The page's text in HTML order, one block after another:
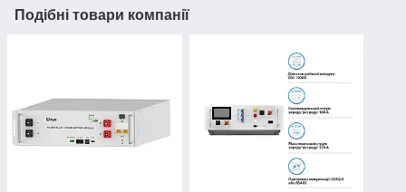
Подібні товари компанії